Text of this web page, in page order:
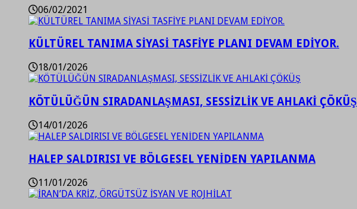
06/02/2021
KÜLTÜREL TANIMA SİYASİ TASFİYE PLANI DEVAM EDİYOR.
18/01/2026
KÖTÜLÜĞÜN SIRADANLAŞMASI, SESSİZLİK VE AHLAKİ ÇÖKÜŞ
14/01/2026
HALEP SALDIRISI VE BÖLGESEL YENİDEN YAPILANMA
11/01/2026